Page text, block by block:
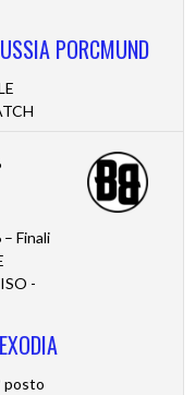
PORCMUND
Finali
-
posto